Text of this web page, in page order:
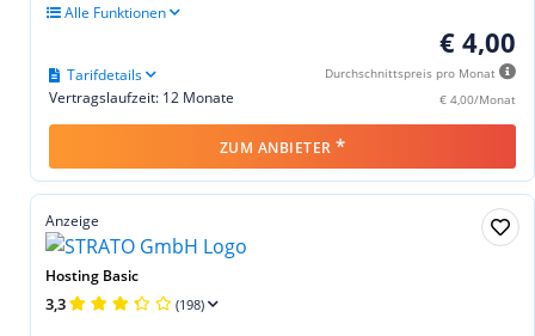
Alle Funktionen
€ 4,00
Durchschnittspreis pro Monat
€ 4,00/Monat
Vertragslaufzeit: 12 Monate
Tarifdetails
ZUM ANBIETER *
Anzeige
Hosting Basic
3,3 (198)